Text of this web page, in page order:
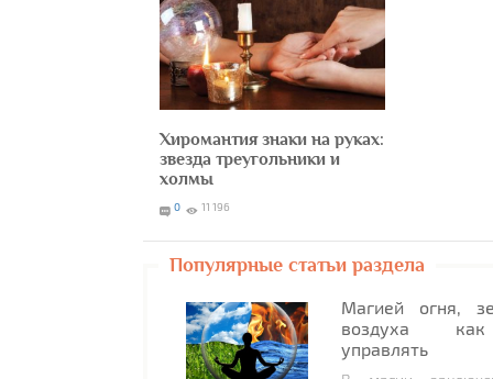
Хиромантия знаки на руках:
звезда треугольники и
холмы
0 11 196
Популярные статьи раздела
Магией огня,
воздуха
управлять